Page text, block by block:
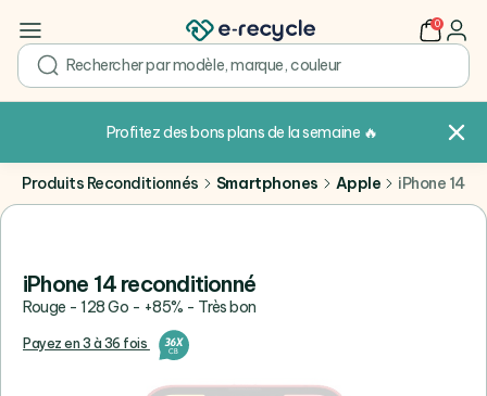
search
0 user
Profitez des bons plans de la semaine 🔥
Produits Reconditionnés Smartphones Apple iPhone 14
iPhone 14 reconditionné
Rouge - 128 Go - +85% - Très bon
Payez en 3 à 36 fois